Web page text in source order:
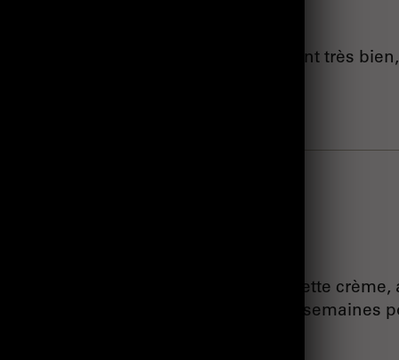
même si cette crème me convient très
et je n'ai pas du tout supporter cette
il m'aura fallu plus de deux semaines